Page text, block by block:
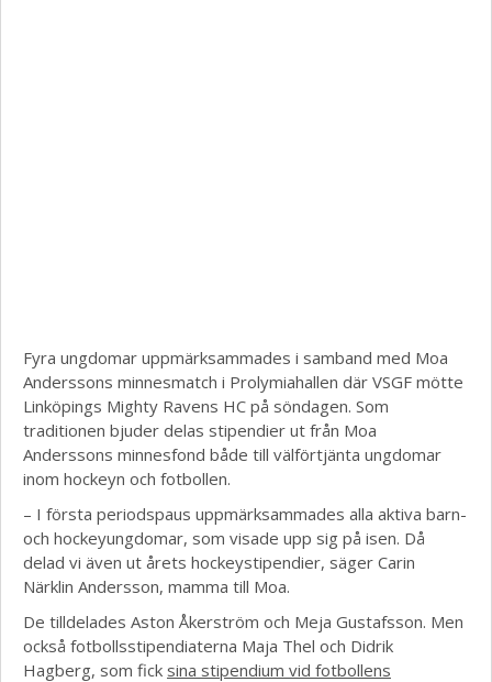
Fyra ungdomar uppmärksammades i samband med Moa
Anderssons minnesmatch i Prolymiahallen där VSGF mötte
Linköpings Mighty Ravens HC på söndagen. Som
traditionen bjuder delas stipendier ut från Moa
Anderssons minnesfond både till välförtjänta ungdomar
inom hockeyn och fotbollen.
– I första periodspaus uppmärksammades alla aktiva barn-
och hockeyungdomar, som visade upp sig på isen. Då
delad vi även ut årets hockeystipendier, säger Carin
Närklin Andersson, mamma till Moa.
De tilldelades Aston Åkerström och Meja Gustafsson. Men
också fotbollsstipendiaterna Maja Thel och Didrik
Hagberg, som fick sina stipendium vid fotbollens